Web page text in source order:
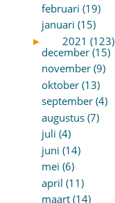
februari (19)
januari (15)
►
2021 (123)
december (15)
november (9)
oktober (13)
september (4)
augustus (7)
juli (4)
juni (14)
mei (6)
april (11)
maart (14)